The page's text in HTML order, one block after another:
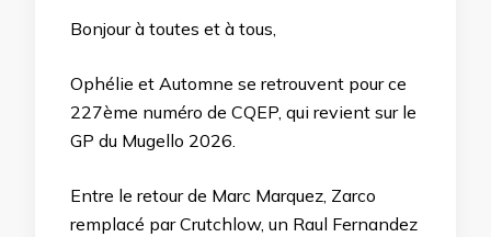
Bonjour à toutes et à tous,
Ophélie et Automne se retrouvent pour ce
227ème numéro de CQEP, qui revient sur le
GP du Mugello 2026.
Entre le retour de Marc Marquez, Zarco
remplacé par Crutchlow, un Raul Fernandez